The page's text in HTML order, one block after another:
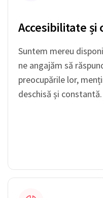
Accesibilitate și
Suntem mereu
ne angajăm să
preocupările lor,
deschisă și constantă.